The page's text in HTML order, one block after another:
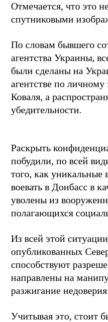
Отмечается, что это
спутниковыми
По словам бывшего
агентства Украины,
были сделаны на
агентстве по
Коваля, а
убедительности.
Раскрыть
побудили, по всей
того, как уникальные
воевать в Донбасс в
уволены из
полагающихся
Из всей этой
опубликованных
способствуют
направлены на
разжигание
Учитывая это, стоит